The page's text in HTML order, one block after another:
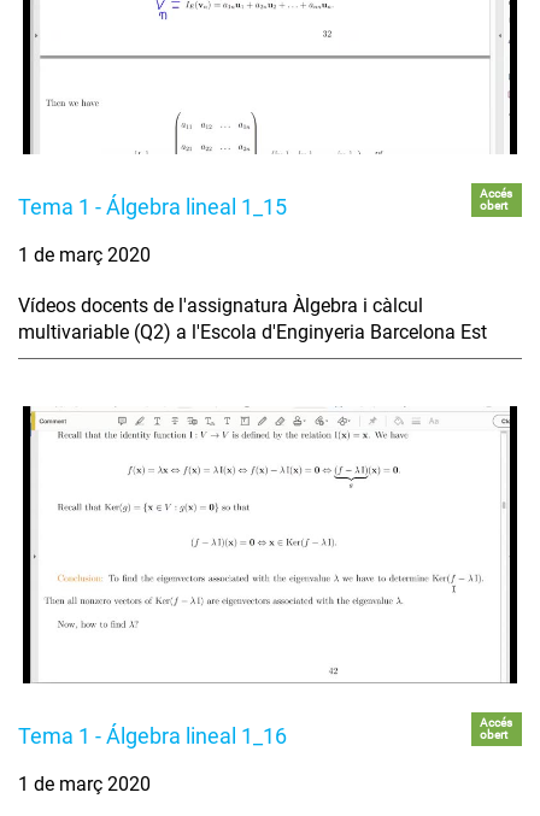
Tema 1 - Álgebra lineal 1_15
Accés
obert
1 de març 2020
Vídeos docents de l'assignatura Àlgebra i càlcul
multivariable (Q2) a l'Escola d'Enginyeria Barcelona Est
Tema 1 - Álgebra lineal 1_16
Accés
obert
1 de març 2020